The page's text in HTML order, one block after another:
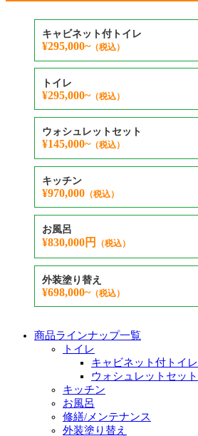
キャビネット付トイレ
¥295,000~（税込）
トイレ
¥295,000~（税込）
ウォシュレットセット
¥145,000~（税込）
キッチン
¥970,000（税込）
お風呂
¥830,000円 （税込）
外装塗り替え
¥698,000~（税込）
商品ラインナップ一覧
トイレ
キャビネット付トイレ
ウォシュレットセット
キッチン
お風呂
修繕/メンテナンス
外装塗り替え